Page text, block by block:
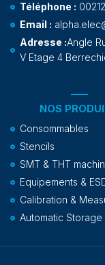
NOS
Consommables
Stencils
SMT & THT
Equipements &
Calibration &
Automatic Storage
Téléphone :
Email :
Adresse :Angle
V Etage 4